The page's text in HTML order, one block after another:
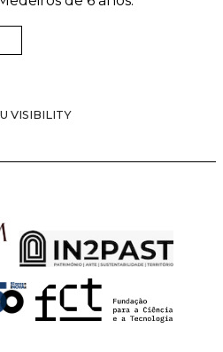
VISIBILITY